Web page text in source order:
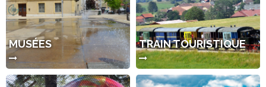
MUSÉES TRAIN TOURISTIQUE